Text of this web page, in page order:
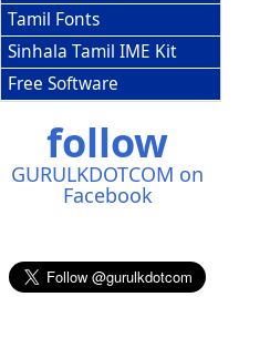
Tamil Fonts
Sinhala Tamil IME Kit
Free Software
follow
GURULKDOTCOM on
Facebook